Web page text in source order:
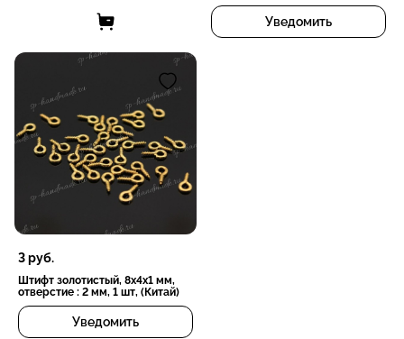
Уведомить
3руб.
Штифт золотистый, 8x4x1 мм,
отверстие : 2 мм, 1 шт, (Китай)
Уведомить